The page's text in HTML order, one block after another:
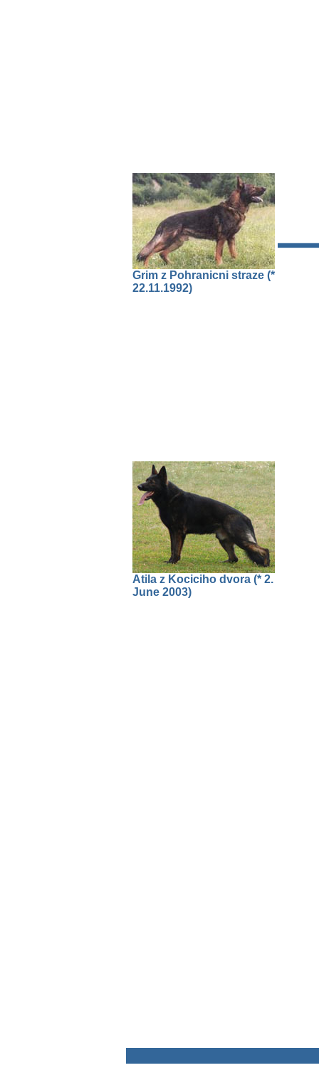
Grim z Pohranicni straze (*
22.11.1992)
Atila z Kociciho dvora (* 2.
June 2003)